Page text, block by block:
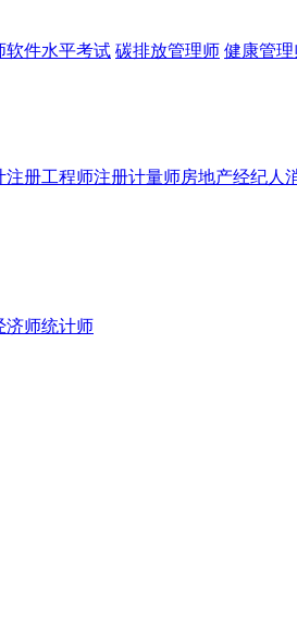
软件水平考试 碳排放管理师 健康管理
注册工程师注册计量师房地产经纪人
济师统计师